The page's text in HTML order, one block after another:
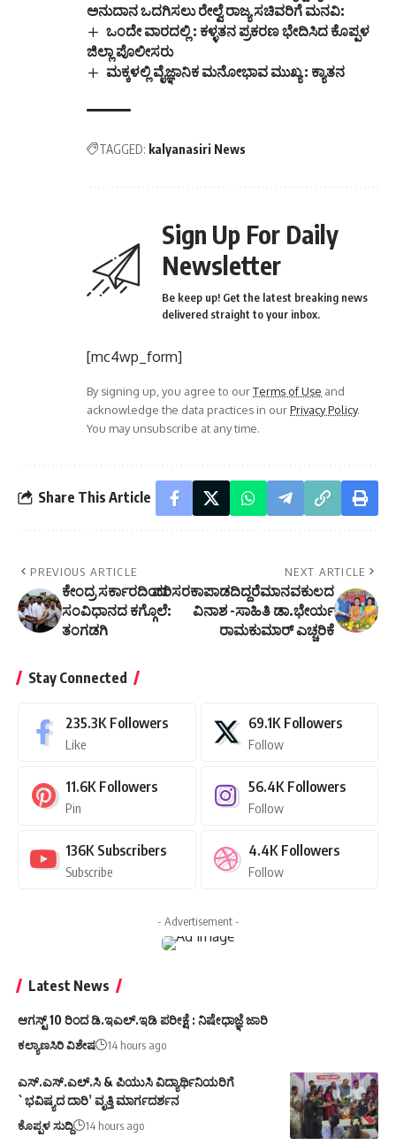
ಅನುದಾನ ಒದಗಿಸಲು ರೇಲ್ವೆ ರಾಜ್ಯ ಸಚಿವರಿಗೆ ಮನವಿ:
ಒಂದೇ ವಾರದಲ್ಲಿ : ಕಳ್ಳತನ ಪ್ರಕರಣ ಭೇದಿಸಿದ ಕೊಪ್ಪಳ
ಜಿಲ್ಲಾ ಪೊಲೀಸರು
ಮಕ್ಕಳಲ್ಲಿ ವೈಜ್ಞಾನಿಕ ಮನೋಭಾವ ಮುಖ್ಯ : ಕ್ಯಾತನ
TAGGED: kalyanasiri News
Sign Up For Daily
Newsletter
Be keep up! Get the latest breaking news
delivered straight to your inbox.
[mc4wp_form]
By signing up, you agree to ourTerms of Use and
acknowledge the data practices in ourPrivacy Policy.
You may unsubscribe at any time.
Share This Article
PREVIOUS ARTICLE
ಕೇಂದ್ರ ಸರ್ಕಾರದಿಂದ
ಸಂವಿಧಾನದ ಕಗ್ಗೊಲೆ:
ತಂಗಡಗಿ
NEXT ARTICLE
ಪರಿಸರಕಾಪಾಡದಿದ್ದರೆಮಾನವಕುಲದ
ವಿನಾಶ -ಸಾಹಿತಿ ಡಾ.ಭೇರ್ಯ
ರಾಮಕುಮಾರ್ ಎಚ್ಚರಿಕೆ
Stay Connected
235.3K Followers
Like
69.1K Followers
Follow
11.6K Followers
Pin
56.4K Followers
Follow
136K Subscribers
Subscribe
4.4K Followers
Follow
- Advertisement -
Latest News
ಆಗಸ್ಟ್ 10 ರಿಂದ ಡಿ.ಇಎಲ್.ಇಡಿ ಪರೀಕ್ಷೆ : ನಿಷೇಧಾಜ್ಞೆ ಜಾರಿ
ಕಲ್ಯಾಣಸಿರಿ ವಿಶೇಷ 14 hours ago
ಎಸ್.ಎಸ್.ಎಲ್.ಸಿ & ಪಿಯುಸಿ ವಿದ್ಯಾರ್ಥಿನಿಯರಿಗೆ
`ಭವಿಷ್ಯದ ದಾರಿ’ ವೃತ್ತಿ ಮಾರ್ಗದರ್ಶನ
ಕೊಪ್ಪಳ ಸುದ್ದಿ 14 hours ago